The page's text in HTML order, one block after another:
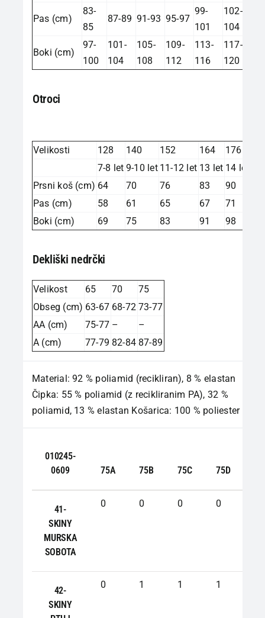
Pas (cm)
83-
85
87-89 91-93 95-97
99-
101
102-
104
Boki (cm)
97-
100
101-
104
105-
108
109-
112
113-
116
117-
120
Otroci
Velikosti 128 140 152 164
176
7-8 let 9-10 let 11-12 let 13 let 14 let
Prsni koš (cm) 64 70 76 83
90
Pas (cm)
58 61 65 67
71
Boki (cm)
69 75 83 91 98
Dekliški nedrčki
Velikost 65 70
75
Obseg (cm) 63-67 68-72 73-77
AA (cm)
75-77 –
–
A (cm)
77-79 82-84 87-89
Material: 92 % poliamid (recikliran), 8 % elastan
Čipka: 55 % poliamid (z recikliranim PA), 32 %
poliamid, 13 % elastan Košarica: 100 % poliester
010245-
0609
75A 75B 75C 75D
41-
SKINY
MURSKA
SOBOTA
0 0 0 0
42-
SKINY
0 1 1 1